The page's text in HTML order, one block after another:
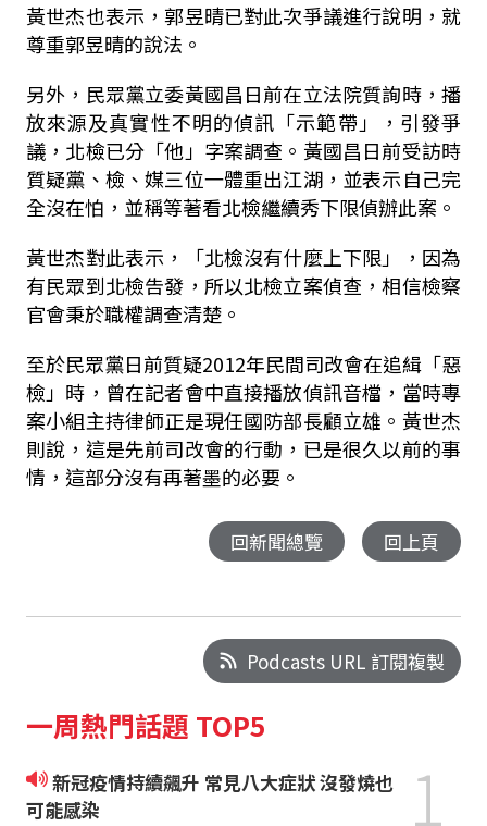
黃世杰也表示，郭昱晴已對此次爭議進行說明，就
尊重郭昱晴的說法。
另外，民眾黨立委黃國昌日前在立法院質詢時，播
放來源及真實性不明的偵訊「示範帶」，引發爭
議，北檢已分「他」字案調查。黃國昌日前受訪時
質疑黨、檢、媒三位一體重出江湖，並表示自己完
全沒在怕，並稱等著看北檢繼續秀下限偵辦此案。
黃世杰對此表示，「北檢沒有什麼上下限」，因為
有民眾到北檢告發，所以北檢立案偵查，相信檢察
官會秉於職權調查清楚。
至於民眾黨日前質疑2012年民間司改會在追緝「惡
檢」時，曾在記者會中直接播放偵訊音檔，當時專
案小組主持律師正是現任國防部長顧立雄。黃世杰
則說，這是先前司改會的行動，已是很久以前的事
情，這部分沒有再著墨的必要。
回新聞總覽 回上頁
Podcasts URL 訂閱複製
一周熱門話題 TOP5
新冠疫情持續飆升 常見八大症狀 沒發燒也
可能感染
1